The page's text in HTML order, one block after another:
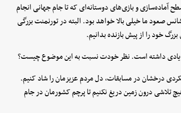
آماده‌سازی و بازی‌های دوستانه‌ای که تا جام جهانی انجام
صعود ما خیلی بالا خواهد بود. البته در تورنمنت بزرگی
خود را از پیش بازنده بدانیم.
زیادی داشته است. نظر خودت نسبت به این موضوع چیست؟
درخشان در مسابقات، دل مردم عزیزمان را شاد کنیم.
درون زمین دریغ نکنیم تا پرچم کشورمان در جام